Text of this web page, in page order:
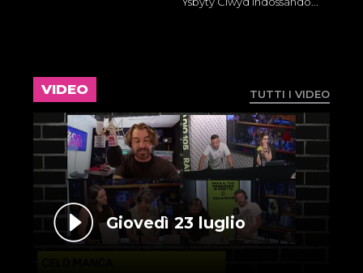
VIDEO TUTTI I VIDEO
Giovedì 23 luglio